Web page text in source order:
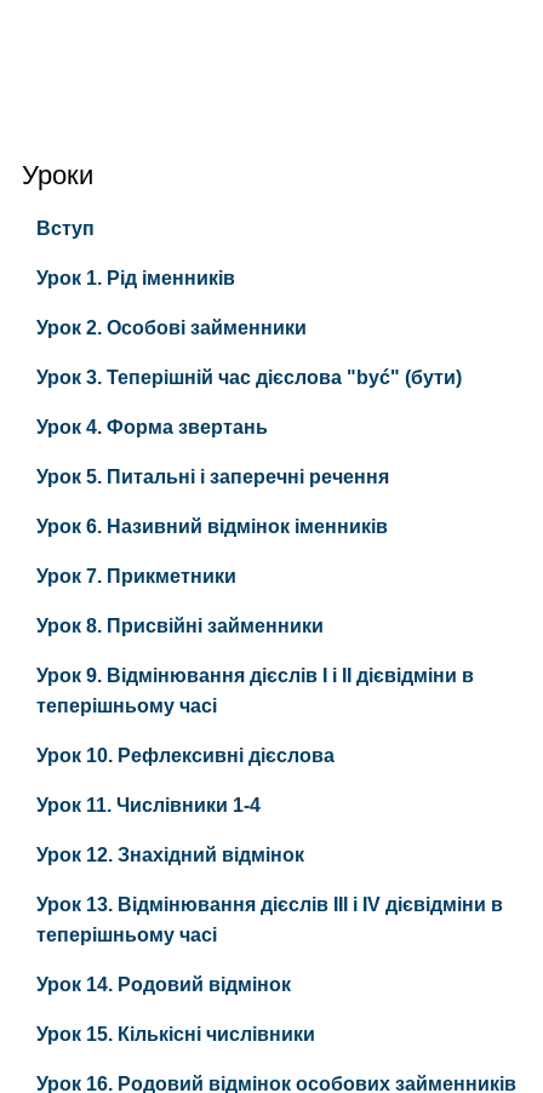
Уроки
Вступ
Урок 1. Рід іменників
Урок 2. Особові займенники
Урок 3. Теперішній час дієслова "być" (бути)
Урок 4. Форма звертань
Урок 5. Питальні і заперечні речення
Урок 6. Називний відмінок іменників
Урок 7. Прикметники
Урок 8. Присвійні займенники
Урок 9. Відмінювання дієслів І і ІІ дієвідміни в
теперішньому часі
Урок 10. Рефлексивні дієслова
Урок 11. Числівники 1-4
Урок 12. Знахідний відмінок
Урок 13. Відмінювання дієслів ІII і ІV дієвідміни в
теперішньому часі
Урок 14. Родовий відмінок
Урок 15. Кількісні числівники
Урок 16. Родовий відмінок особових займенників